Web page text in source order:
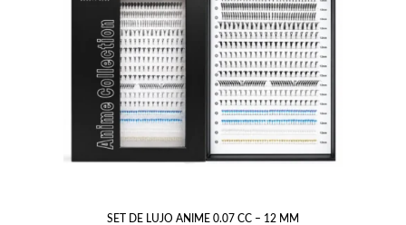
SET DE LUJO ANIME 0.07 CC – 12 MM